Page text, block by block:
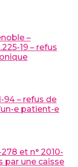
–
19 – refus
94 – refus de
e patient-e
et n° 2010-
par une caisse